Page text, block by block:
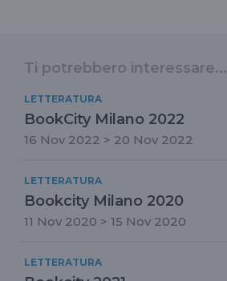
Ti potrebbero interessare...
LETTERATURA
BookCity Milano 2022
16 Nov 2022 > 20 Nov 2022
LETTERATURA
Bookcity Milano 2020
11 Nov 2020 > 15 Nov 2020
LETTERATURA